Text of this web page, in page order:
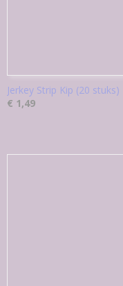
Jerkey Strip Kip (20 stuks)
€ 1,49